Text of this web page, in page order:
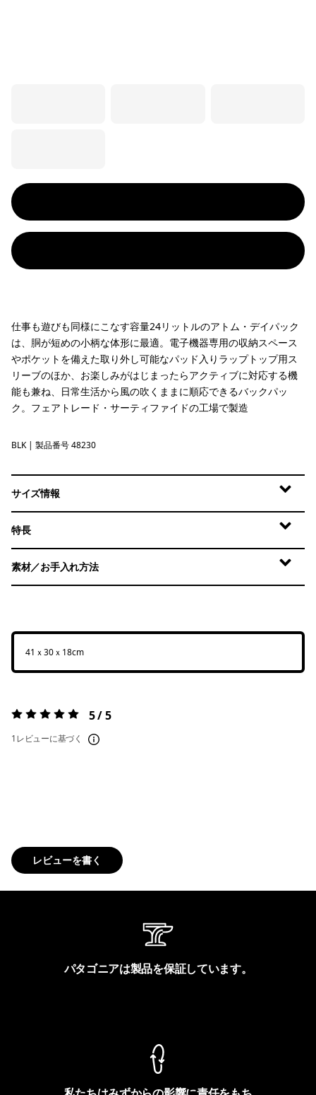
仕事も遊びも同様にこなす容量24リットルのアトム・デイパック
は、胴が短めの小柄な体形に最適。電子機器専用の収納スペース
やポケットを備えた取り外し可能なパッド入りラップトップ用ス
リーブのほか、お楽しみがはじまったらアクティブに対応する機
能も兼ね、日常生活から風の吹くままに順応できるバックパッ
ク。フェアトレード・サーティファイドの工場で製造
Black
BLK | 製品番号 48230
サイズ情報
特長
素材／お手入れ方法
41ｘ30ｘ18cm
評価:5 / 5 5 / 5
1レビューに基づく
レビューを書く
パタゴニアは製品を保証しています。